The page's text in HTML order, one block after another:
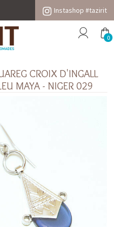
Instashop #tazirit
0
CROIX D'INGALL
MAYA - NIGER 029